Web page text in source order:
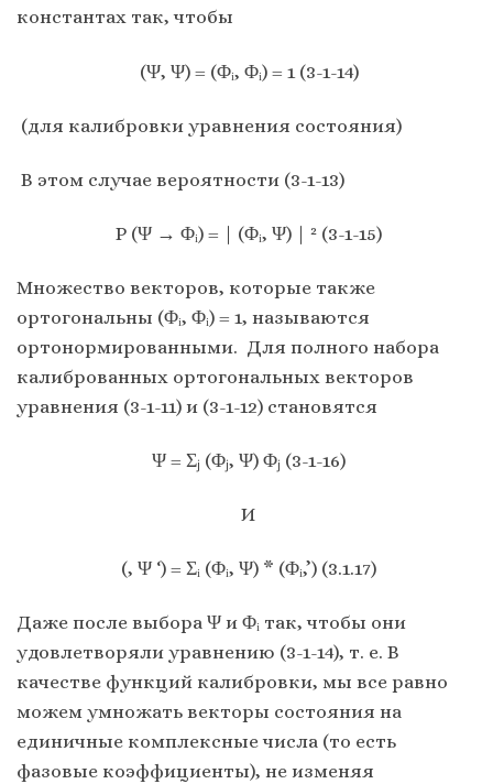
константах так, чтобы
(Ψ, Ψ) = (Φᵢ, Φᵢ) = 1 (3-1-14)
(для калибровки уравнения состояния)
В этом случае вероятности (3-1-13)
P (Ψ → Φᵢ) = | (Φᵢ, Ψ) | ² (3-1-15)
Множество векторов, которые также
ортогональны (Φᵢ, Φᵢ) = 1, называются
ортонормированными. Для полного набора
калиброванных ортогональных векторов
уравнения (3-1-11) и (3-1-12) становятся
Ψ = Σⱼ (Φⱼ, Ψ) Φⱼ (3-1-16)
И
(, Ψ ‘) = Σᵢ (Φᵢ, Ψ) * (Φᵢ,’) (3.1.17)
Даже после выбора Ψ и Φᵢ так, чтобы они
удовлетворяли уравнению (3-1-14), т. е. В
качестве функций калибровки, мы все равно
можем умножать векторы состояния на
единичные комплексные числа (то есть
фазовые коэффициенты), не изменяя